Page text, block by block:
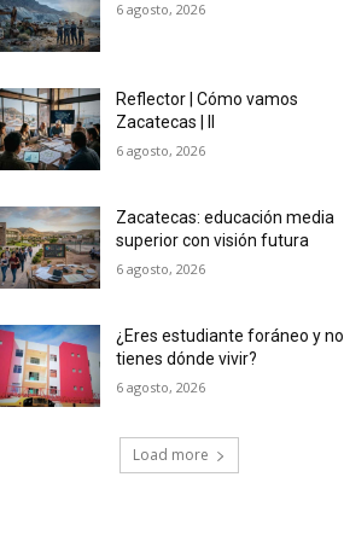
6 agosto, 2026
Reflector | Cómo vamos
Zacatecas | II
6 agosto, 2026
Zacatecas: educación media
superior con visión futura
6 agosto, 2026
¿Eres estudiante foráneo y no
tienes dónde vivir?
6 agosto, 2026
Load more